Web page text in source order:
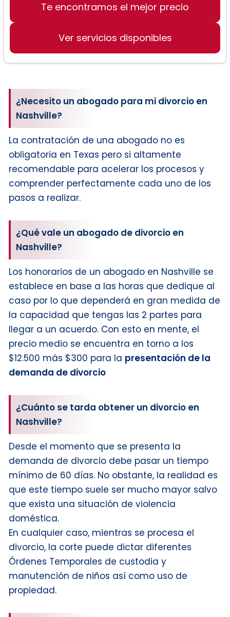
Divorcio:
Ley familiar:
Te encontramos el mejor precio
Ver servicios disponibles
¿Necesito un abogado para mi divorcio en
Nashville?
La contratación de una abogado no es
obligatoria en Texas pero si altamente
recomendable para acelerar los procesos y
comprender perfectamente cada uno de los
pasos a realizar.
¿Qué vale un abogado de divorcio en
Nashville?
Los honorarios de un abogado en Nashville se
establece en base a las horas que dedique al
caso por lo que dependerá en gran medida de
la capacidad que tengas las 2 partes para
llegar a un acuerdo. Con esto en mente, el
precio medio se encuentra en torno a los
$12.500 más $300 para la presentación de la
demanda de divorcio
¿Cuánto se tarda obtener un divorcio en
Nashville?
Desde el momento que se presenta la
demanda de divorcio debe pasar un tiempo
mínimo de 60 días. No obstante, la realidad es
que este tiempo suele ser mucho mayor salvo
que exista una situación de violencia
doméstica.
En cualquier caso, mientras se procesa el
divorcio, la corte puede dictar diferentes
Órdenes Temporales de custodia y
manutención de niños así como uso de
propiedad.